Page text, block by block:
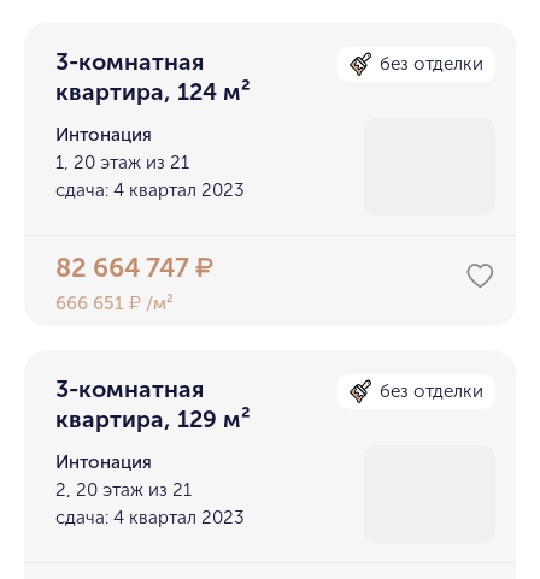
3-комнатная
квартира, 124 м²
без отделки
Интонация
1, 20 этаж из 21
сдача: 4 квартал 2023
82 664 747₽
666 651₽ /м²
3-комнатная
квартира, 129 м²
без отделки
Интонация
2, 20 этаж из 21
сдача: 4 квартал 2023